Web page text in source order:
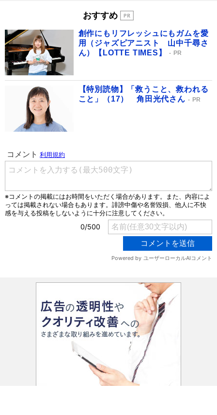
おすすめ
創作にもリフレッシュにもガムを愛
用（ジャズピアニスト 山中千尋さ
ん）【LOTTE TIMES】
PR
【特別読物】「救うこと、救われる
こと」（17） 角田光代さん
PR